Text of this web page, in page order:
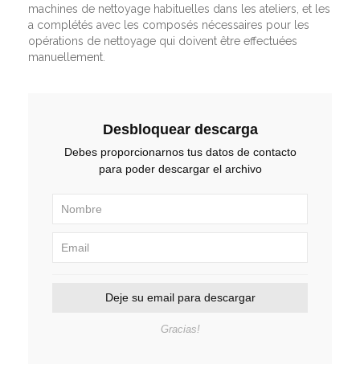
machines de nettoyage habituelles dans les ateliers, et les
a complétés avec les composés nécessaires pour les
opérations de nettoyage qui doivent être effectuées
manuellement.
Desbloquear descarga
Debes proporcionarnos tus datos de contacto
para poder descargar el archivo
Deje su email para descargar
Gracias!